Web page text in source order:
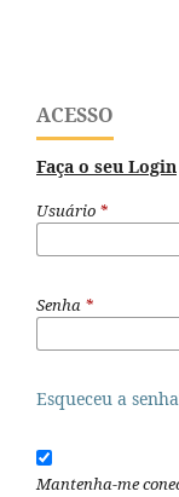
ACESSO
Faça o seu Login
Usuário *
Senha *
Esqueceu a
Mantenha-me